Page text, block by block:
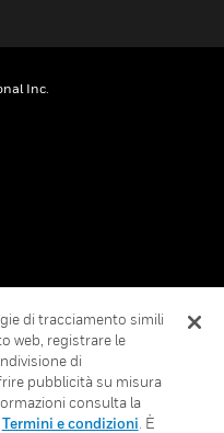
Inc.
di tracciamento simili
web, registrare le
di
pubblicità su misura
consulta la
Termini e condizioni . È